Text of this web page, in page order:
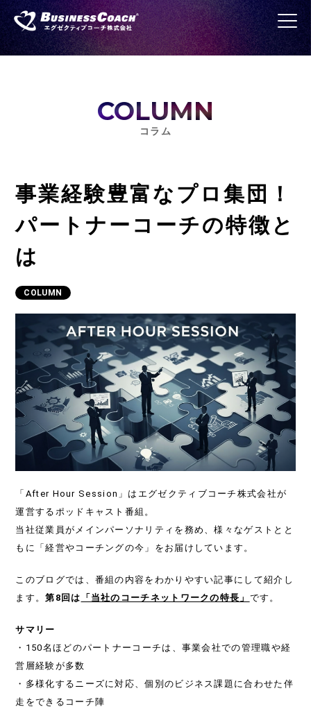
COLUMN
コラム
事業経験豊富なプロ集団！
パートナーコーチの特徴と
は
COLUMN
「After Hour Session」はエグゼクティブコーチ株式会社が
運営するポッドキャスト番組。
当社従業員がメインパーソナリティを務め、様々なゲストとと
もに「経営やコーチングの今」をお届けしています。
このブログでは、番組の内容をわかりやすい記事にして紹介し
ます。第8回は 「当社のコーチネットワークの特長」 です。
サマリー
・150名ほどのパートナーコーチは、事業会社での管理職や経
営層経験が多数
・多様化するニーズに対応、個別のビジネス課題に合わせた伴
走をできるコーチ陣